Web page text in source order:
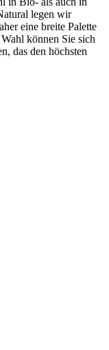
legen wir
eine breite Palette
können Sie sich
das den höchsten